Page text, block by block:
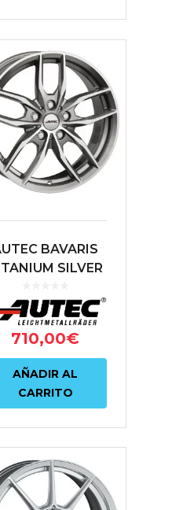
BAVARIS
SILVER
ET30 66.6
ANTRACITA
710,00€
AÑADIR AL
CARRITO